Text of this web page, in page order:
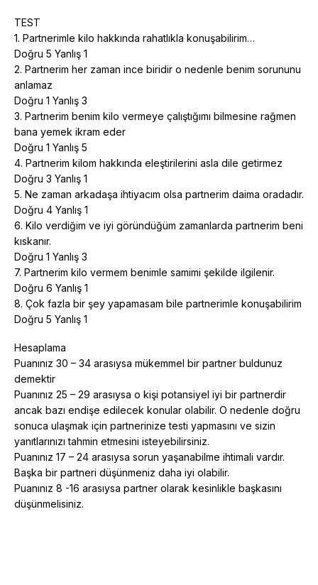
TEST
1. Partnerimle kilo hakkında rahatlıkla konuşabilirim…
Doğru 5 Yanlış 1
2. Partnerim her zaman ince biridir o nedenle benim sorununu
anlamaz
Doğru 1 Yanlış 3
3. Partnerim benim kilo vermeye çalıştığımı bilmesine rağmen
bana yemek ikram eder
Doğru 1 Yanlış 5
4. Partnerim kilom hakkında eleştirilerini asla dile getirmez
Doğru 3 Yanlış 1
5. Ne zaman arkadaşa ihtiyacım olsa partnerim daima oradadır.
Doğru 4 Yanlış 1
6. Kilo verdiğim ve iyi göründüğüm zamanlarda partnerim beni
kıskanır.
Doğru 1 Yanlış 3
7. Partnerim kilo vermem benimle samimi şekilde ilgilenir.
Doğru 6 Yanlış 1
8. Çok fazla bir şey yapamasam bile partnerimle konuşabilirim
Doğru 5 Yanlış 1
Hesaplama
Puanınız 30 – 34 arasıysa mükemmel bir partner buldunuz
demektir
Puanınız 25 – 29 arasıysa o kişi potansiyel iyi bir partnerdir
ancak bazı endişe edilecek konular olabilir. O nedenle doğru
sonuca ulaşmak için partnerinize testi yapmasını ve sizin
yanıtlarınızı tahmin etmesini isteyebilirsiniz.
Puanınız 17 – 24 arasıysa sorun yaşanabilme ihtimali vardır.
Başka bir partneri düşünmeniz daha iyi olabilir.
Puanınız 8 -16 arasıysa partner olarak kesinlikle başkasını
düşünmelisiniz.